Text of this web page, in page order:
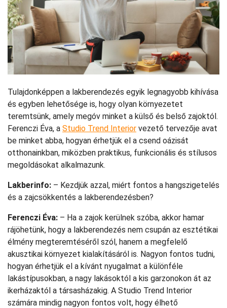
Tulajdonképpen a lakberendezés egyik legnagyobb kihívása
és egyben lehetősége is, hogy olyan környezetet
teremtsünk, amely megóv minket a külső és belső zajoktól.
Ferenczi Éva, a Studio Trend Interior vezető tervezője avat
be minket abba, hogyan érhetjük el a csend oázisát
otthonainkban, miközben praktikus, funkcionális és stílusos
megoldásokat alkalmazunk.
Lakberinfo: – Kezdjük azzal, miért fontos a hangszigetelés
és a zajcsökkentés a lakberendezésben?
Ferenczi Éva: – Ha a zajok kerülnek szóba, akkor hamar
rájöhetünk, hogy a lakberendezés nem csupán az esztétikai
élmény megteremtéséről szól, hanem a megfelelő
akusztikai környezet kialakításáról is. Nagyon fontos tudni,
hogyan érhetjük el a kívánt nyugalmat a különféle
lakástípusokban, a nagy lakásoktól a kis garzonokon át az
ikerházaktól a társasházakig. A Studio Trend Interior
számára mindig nagyon fontos volt, hogy élhető